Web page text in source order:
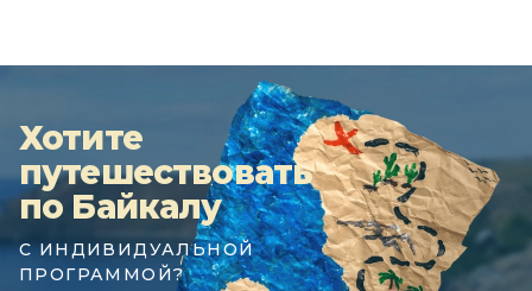
Хотите
путешествовать
по Байкалу
С ИНДИВИДУАЛЬНОЙ
ПРОГРАММОЙ?